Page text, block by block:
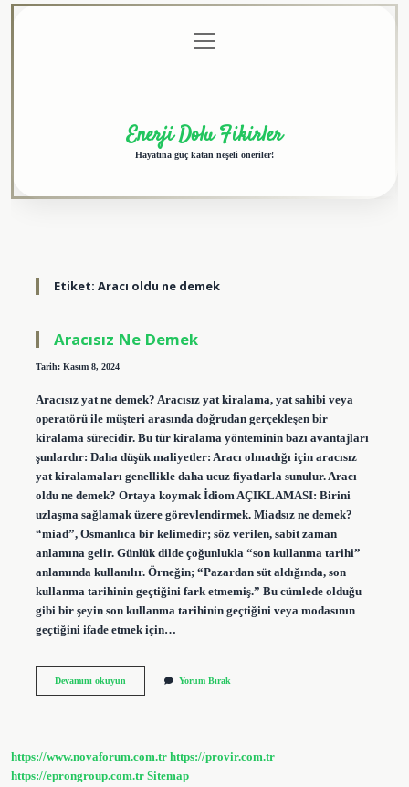
menüyü
aç
Enerji Dolu Fikirler
Hayatına güç katan neşeli öneriler!
Etiket: Aracı oldu ne demek
Aracısız Ne Demek
Tarih: Kasım 8, 2024
Aracısız yat ne demek? Aracısız yat kiralama, yat sahibi veya
operatörü ile müşteri arasında doğrudan gerçekleşen bir
kiralama sürecidir. Bu tür kiralama yönteminin bazı avantajları
şunlardır: Daha düşük maliyetler: Aracı olmadığı için aracısız
yat kiralamaları genellikle daha ucuz fiyatlarla sunulur. Aracı
oldu ne demek? Ortaya koymak İdiom AÇIKLAMASI: Birini
uzlaşma sağlamak üzere görevlendirmek. Miadsız ne demek?
“miad”, Osmanlıca bir kelimedir; söz verilen, sabit zaman
anlamına gelir. Günlük dilde çoğunlukla “son kullanma tarihi”
anlamında kullanılır. Örneğin; “Pazardan süt aldığında, son
kullanma tarihinin geçtiğini fark etmemiş.” Bu cümlede olduğu
gibi bir şeyin son kullanma tarihinin geçtiğini veya modasının
geçtiğini ifade etmek için…
Devamını okuyunAracısız
Yorum Bırak
https://www.novaforum.com.tr https://provir.com.tr
https://eprongroup.com.tr Sitemap